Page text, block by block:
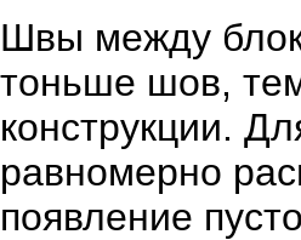
Швы между
тоньше шов,
конструкции.
равномерно
появление